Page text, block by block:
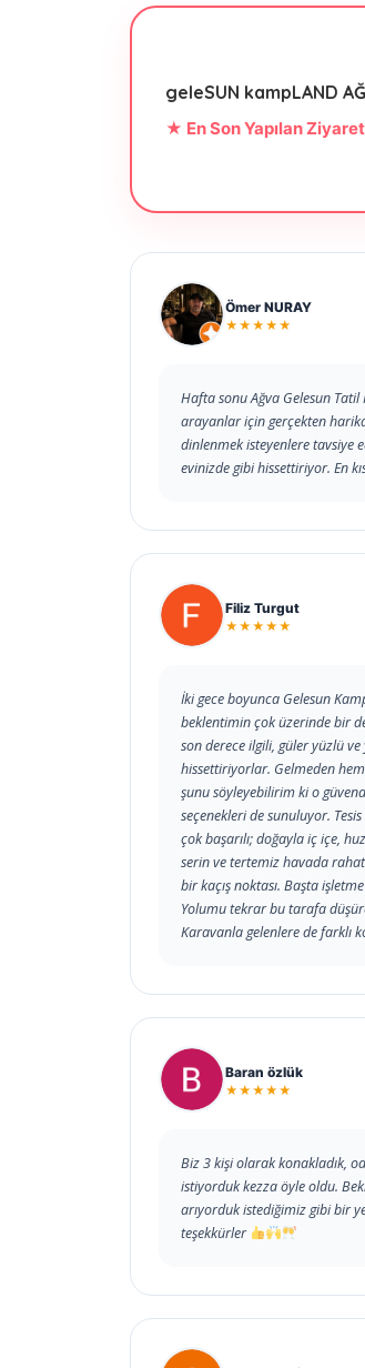
geleSUN kampLAND
★ En Son Yapılan
Ömer NURAY
★★★★★
Hafta sonu Ağva Gelesun
arayanlar için gerçekten
dinlenmek isteyenlere tavsiye
evinizde gibi hissettiriyor. En
Filiz Turgut
★★★★★
İki gece boyunca Gelesun
beklentimin çok üzerinde bir
son derece ilgili, güler yüzlü
hissettiriyorlar. Gelmeden
şunu söyleyebilirim ki o
seçenekleri de sunuluyor.
çok başarılı; doğayla iç içe,
serin ve tertemiz havada
bir kaçış noktası. Başta
Yolumu tekrar bu tarafa
Karavanla gelenlere de farklı
Baran özlük
★★★★★
Biz 3 kişi olarak konakladık,
istiyorduk kezza öyle oldu.
arıyorduk istediğimiz gibi bir
teşekkürler